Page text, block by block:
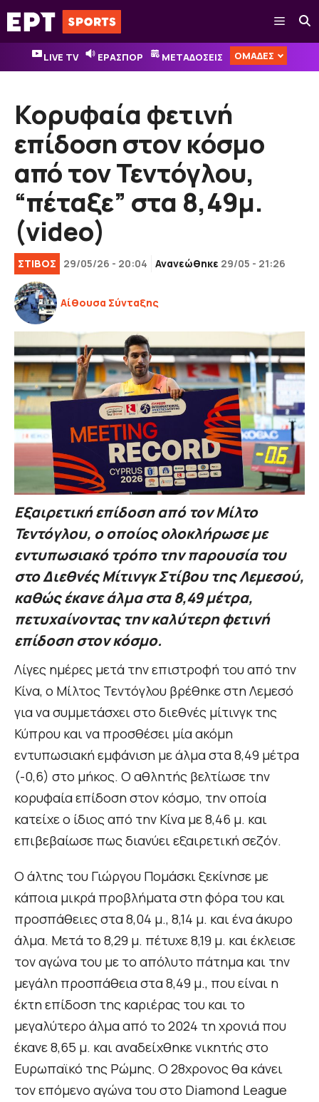
Μετάβαση
σε
περιεχόμενο
Μενού
LIVE TV ΕΡΑΣΠΟΡ ΜΕΤΑΔΟΣΕΙΣ ΟΜΑΔΕΣ
Κορυφαία φετινή
επίδοση στον κόσμο
από τον Τεντόγλου,
“πέταξε” στα 8,49μ.
(video)
ΣΤΙΒΟΣ 29/05/26 - 20:04 Ανανεώθηκε 29/05 - 21:26
Αίθουσα Σύνταξης
Εξαιρετική επίδοση από τον Μίλτο
Τεντόγλου, ο οποίος ολοκλήρωσε με
εντυπωσιακό τρόπο την παρουσία του
στο Διεθνές Μίτινγκ Στίβου της Λεμεσού,
καθώς έκανε άλμα στα 8,49 μέτρα,
πετυχαίνοντας την καλύτερη φετινή
επίδοση στον κόσμο.
Λίγες ημέρες μετά την επιστροφή του από την
Κίνα, ο Μίλτος Τεντόγλου βρέθηκε στη Λεμεσό
για να συμμετάσχει στο διεθνές μίτινγκ της
Κύπρου και να προσθέσει μία ακόμη
εντυπωσιακή εμφάνιση με άλμα στα 8,49 μέτρα
(-0,6) στο μήκος. Ο αθλητής βελτίωσε την
κορυφαία επίδοση στον κόσμο, την οποία
κατείχε ο ίδιος από την Κίνα με 8,46 μ. και
επιβεβαίωσε πως διανύει εξαιρετική σεζόν.
Ο άλτης του Γιώργου Πομάσκι ξεκίνησε με
κάποια μικρά προβλήματα στη φόρα του και
προσπάθειες στα 8,04 μ., 8,14 μ. και ένα άκυρο
άλμα. Μετά το 8,29 μ. πέτυχε 8,19 μ. και έκλεισε
τον αγώνα του με το απόλυτο πάτημα και την
μεγάλη προσπάθεια στα 8,49 μ., που είναι η
έκτη επίδοση της καριέρας του και το
μεγαλύτερο άλμα από το 2024 τη χρονιά που
έκανε 8,65 μ. και αναδείχθηκε νικητής στο
Ευρωπαϊκό της Ρώμης. Ο 28χρονος θα κάνει
τον επόμενο αγώνα του στο Diamond League